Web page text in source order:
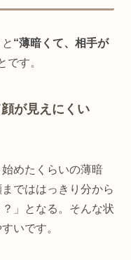
“薄暗くて、相手が
です。
が見えにくい
めたくらいの薄暗
でははっきり分から
」となる。そんな状
いです。